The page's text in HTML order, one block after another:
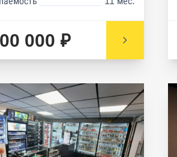
000 ₽